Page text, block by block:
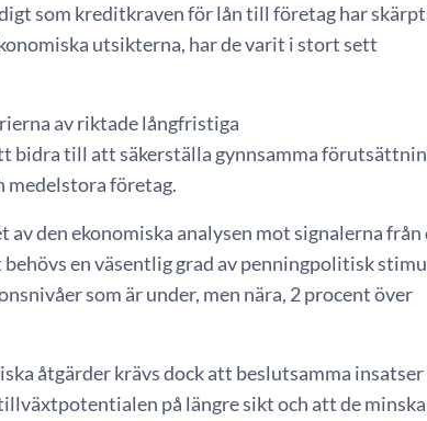
som kreditkraven för lån till företag har
utsikterna, har de varit i stort sett
av riktade långfristiga
bidra till att säkerställa gynnsamma
medelstora företag.
av den ekonomiska analysen mot signalerna från
en väsentlig grad av penningpolitisk
som är under, men nära, 2 procent över
åtgärder krävs dock att beslutsamma insatser
på längre sikt och att de